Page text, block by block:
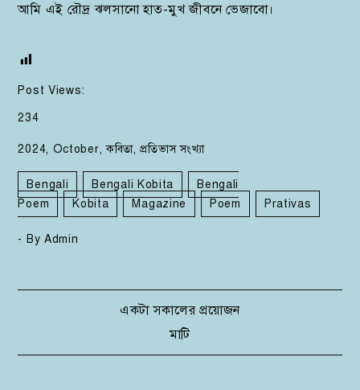
আমি এই রৌদ্র ঝলসানো হাত-মুখ জীবনে ভেজাবো।
Post Views:
234
2024, October,কবিতা,প্রতিভাস সংখ্যা
Bengali Bengali Kobita
Bengali
Poem
Kobita Magazine Poem Prativas
- By Admin
navigation
একটা সকালের প্রয়োজন
মাটি